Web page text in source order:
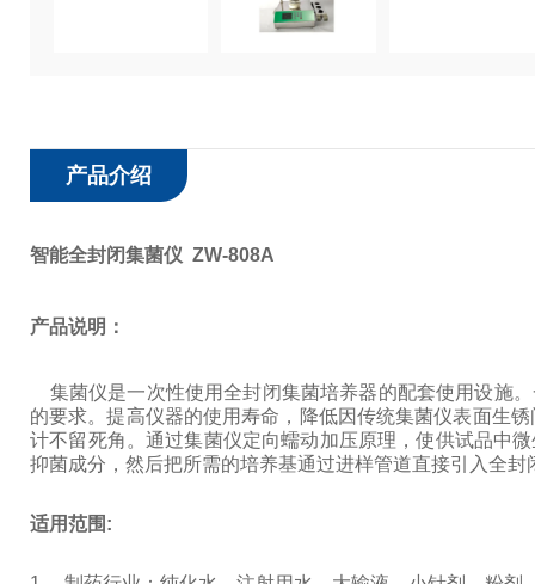
产品介绍
智能全封闭集菌仪 ZW-808A
产品说明：
集菌仪是一次性使用全封闭集菌培养器的配套使用设施
的要求。提高仪器的使用寿命，降低因传统集菌仪表面生
计不留死角。通过集菌仪定向蠕动加压原理，使供试品中
抑菌成分，然后把所需的培养基通过进样管道直接引入全
适用范围: